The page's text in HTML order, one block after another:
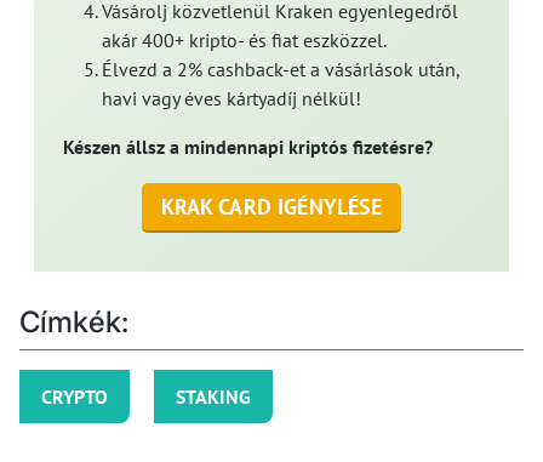
Vásárolj közvetlenül Kraken egyenlegedről
akár 400+ kripto- és fiat eszközzel.
Élvezd a 2% cashback-et a vásárlások után,
havi vagy éves kártyadíj nélkül!
Készen állsz a mindennapi kriptós fizetésre?
KRAK CARD IGÉNYLÉSE
Címkék:
CRYPTO STAKING